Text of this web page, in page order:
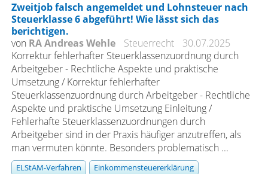
Zweitjob falsch angemeldet und Lohnsteuer nach
Steuerklasse 6 abgeführt! Wie lässt sich das
berichtigen.
von RA Andreas Wehle Steuerrecht
30.07.2025
Korrektur fehlerhafter Steuerklassenzuordnung durch
Arbeitgeber - Rechtliche Aspekte und praktische
Umsetzung / Korrektur fehlerhafter
Steuerklassenzuordnung durch Arbeitgeber - Rechtliche
Aspekte und praktische Umsetzung Einleitung /
Fehlerhafte Steuerklassenzuordnungen durch
Arbeitgeber sind in der Praxis häufiger anzutreffen, als
man vermuten könnte. Besonders problematisch ...
ELStAM-Verfahren Einkommensteuererklärung